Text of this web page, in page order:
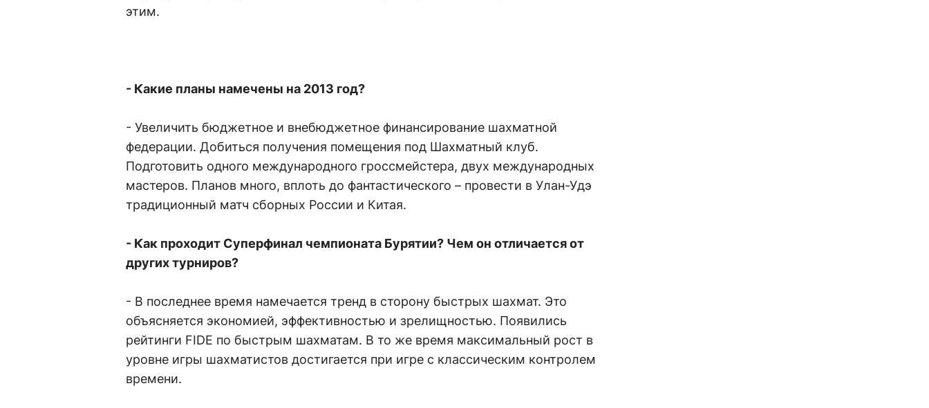
этим.
- Какие планы намечены на 2013 год?
- Увеличить бюджетное и внебюджетное финансирование шахматной
федерации. Добиться получения помещения под Шахматный клуб.
Подготовить одного международного гроссмейстера, двух международных
мастеров. Планов много, вплоть до фантастического – провести в Улан-Удэ
традиционный матч сборных России и Китая.
- Как проходит Суперфинал чемпионата Бурятии? Чем он отличается от
других турниров?
- В последнее время намечается тренд в сторону быстрых шахмат. Это
объясняется экономией, эффективностью и зрелищностью. Появились
рейтинги FIDE по быстрым шахматам. В то же время максимальный рост в
уровне игры шахматистов достигается при игре с классическим контролем
времени.